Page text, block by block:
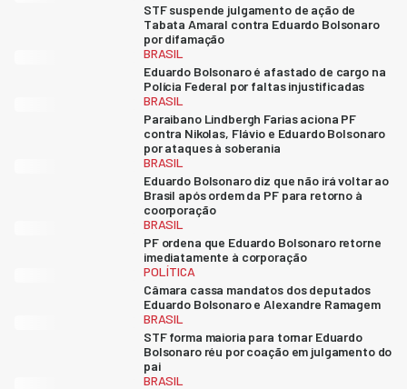
STF suspende julgamento de ação de
Tabata Amaral contra Eduardo Bolsonaro
por difamação
BRASIL
Eduardo Bolsonaro é afastado de cargo na
Polícia Federal por faltas injustificadas
BRASIL
Paraibano Lindbergh Farias aciona PF
contra Nikolas, Flávio e Eduardo Bolsonaro
por ataques à soberania
BRASIL
Eduardo Bolsonaro diz que não irá voltar ao
Brasil após ordem da PF para retorno à
coorporação
BRASIL
PF ordena que Eduardo Bolsonaro retorne
imediatamente à corporação
POLÍTICA
Câmara cassa mandatos dos deputados
Eduardo Bolsonaro e Alexandre Ramagem
BRASIL
STF forma maioria para tornar Eduardo
Bolsonaro réu por coação em julgamento do
pai
BRASIL